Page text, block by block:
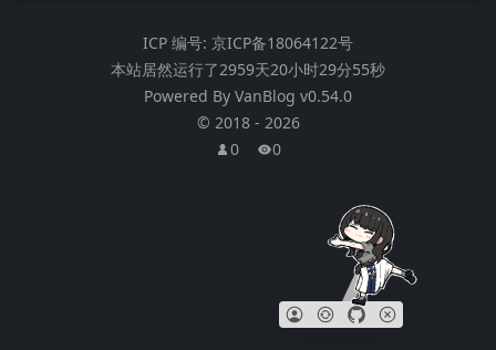
ICP 编号: 京ICP备18064122号
本站居然运行了2959天20小时29分56秒
Powered By VanBlog v0.54.0
© 2018- 2026
0
0